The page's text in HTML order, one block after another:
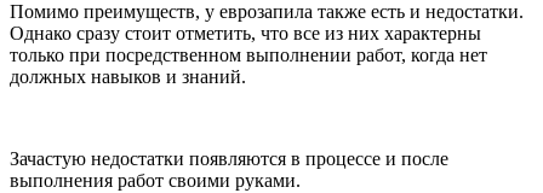
Помимо преимуществ, у еврозапила также есть и недостатки.
Однако сразу стоит отметить, что все из них характерны
только при посредственном выполнении работ, когда нет
должных навыков и знаний.
Зачастую недостатки появляются в процессе и после
выполнения работ своими руками.